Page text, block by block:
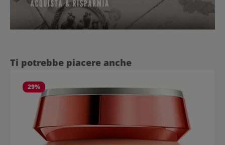
Salta la galleria dei prodotti
Ti potrebbe piacere anche
29%